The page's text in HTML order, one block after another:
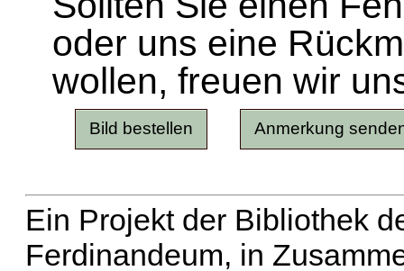
oder uns eine
wollen, freuen wir
Ein Projekt der Bibliothek
Ferdinandeum, in